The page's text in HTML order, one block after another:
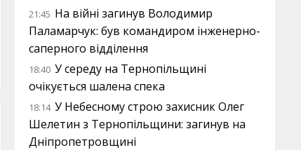
21:45 На війні загинув Володимир
Паламарчук: був командиром інженерно-
саперного відділення
18:40 У середу на Тернопільщині
очікується шалена спека
18:14 У Небесному строю захисник Олег
Шелетин з Тернопільщини: загинув на
Дніпропетровщині